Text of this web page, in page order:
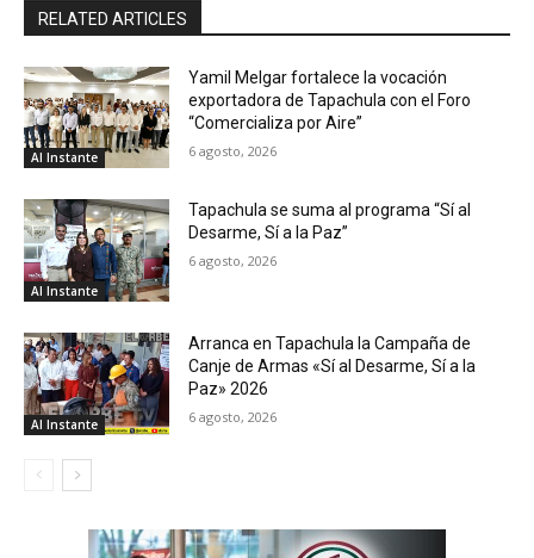
RELATED ARTICLES
Al Instante
Yamil Melgar fortalece la vocación
exportadora de Tapachula con el Foro
“Comercializa por Aire”
6 agosto, 2026
Al Instante
Tapachula se suma al programa “Sí al
Desarme, Sí a la Paz”
6 agosto, 2026
Al Instante
Arranca en Tapachula la Campaña de
Canje de Armas «Sí al Desarme, Sí a la
Paz» 2026
6 agosto, 2026